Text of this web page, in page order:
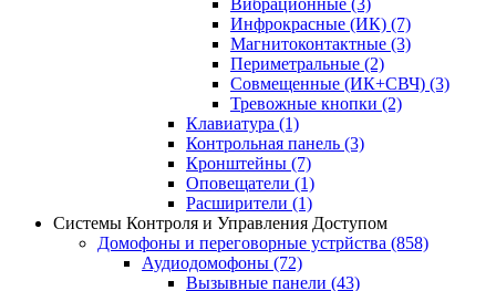
Вибрационные (3)
Инфрокрасные (ИК) (7)
Магнитоконтактные (3)
Периметральные (2)
Совмещенные (ИК+СВЧ) (3)
Тревожные кнопки (2)
Клавиатура (1)
Контрольная панель (3)
Кронштейны (7)
Оповещатели (1)
Расширители (1)
Системы Контроля и Управления Доступом
Домофоны и переговорные устрйства (858)
Аудиодомофоны (72)
Вызывные панели (43)